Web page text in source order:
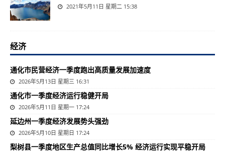
2021年5月11日 星期二 15:38
经济
通化市民营经济一季度跑出高质量发展加速度
2026年5月13日 星期三 16:31
通化市一季度经济运行稳健开局
2026年5月11日 星期一 17:24
延边州一季度经济发展势头强劲
2026年5月10日 星期日 17:24
梨树县一季度地区生产总值同比增长5% 经济运行实现平稳开局